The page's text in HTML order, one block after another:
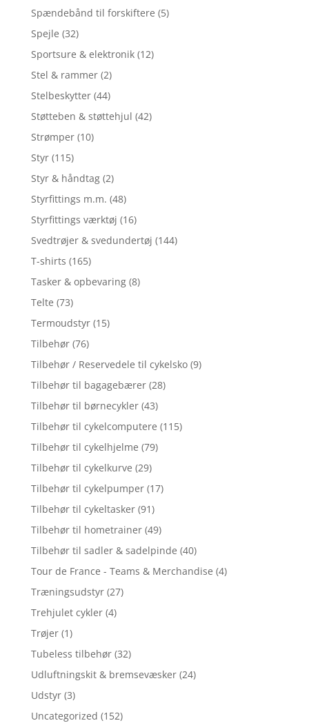
Spændebånd til forskiftere (5)
Spejle (32)
Sportsure & elektronik (12)
Stel & rammer (2)
Stelbeskytter (44)
Støtteben & støttehjul (42)
Strømper (10)
Styr (115)
Styr & håndtag (2)
Styrfittings m.m. (48)
Styrfittings værktøj (16)
Svedtrøjer & svedundertøj (144)
T-shirts (165)
Tasker & opbevaring (8)
Telte (73)
Termoudstyr (15)
Tilbehør (76)
Tilbehør / Reservedele til cykelsko (9)
Tilbehør til bagagebærer (28)
Tilbehør til børnecykler (43)
Tilbehør til cykelcomputere (115)
Tilbehør til cykelhjelme (79)
Tilbehør til cykelkurve (29)
Tilbehør til cykelpumper (17)
Tilbehør til cykeltasker (91)
Tilbehør til hometrainer (49)
Tilbehør til sadler & sadelpinde (40)
Tour de France - Teams & Merchandise (4)
Træningsudstyr (27)
Trehjulet cykler (4)
Trøjer (1)
Tubeless tilbehør (32)
Udluftningskit & bremsevæsker (24)
Udstyr (3)
Uncategorized (152)